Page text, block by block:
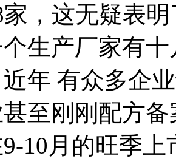
，这无疑表
生产厂家有
年 有众多企
至刚刚配方
10月的旺季